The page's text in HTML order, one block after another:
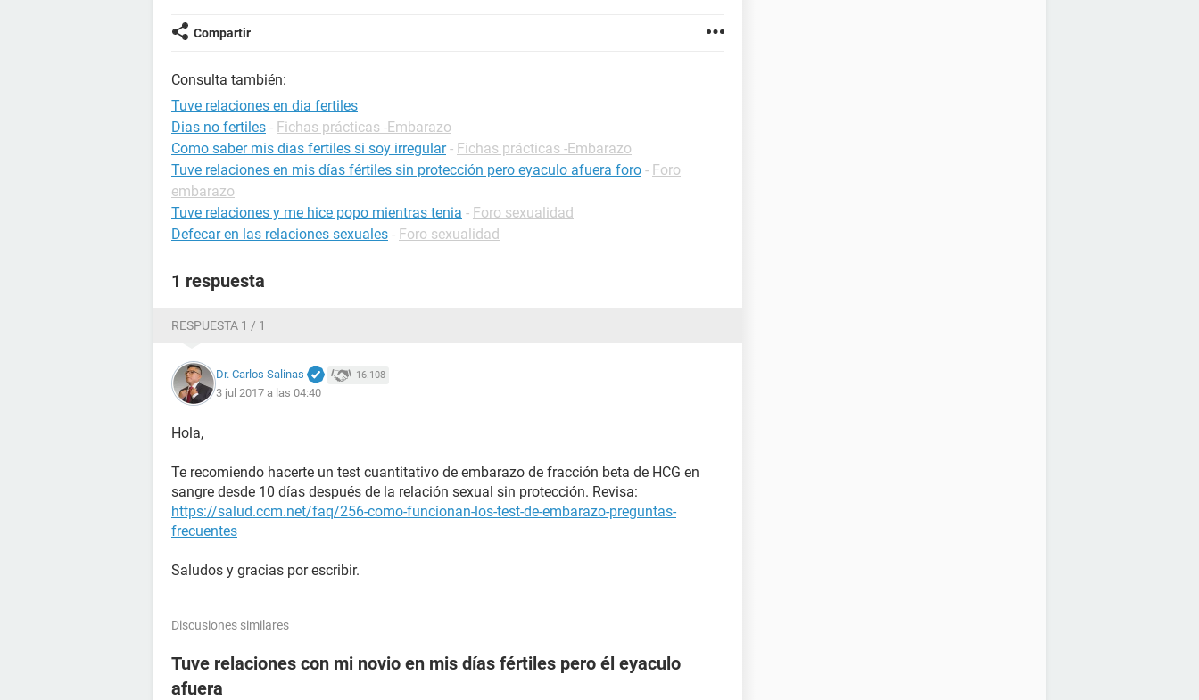
Compartir
Consulta también:
Tuve relaciones en dia fertiles
Dias no fertiles - Fichas prácticas -Embarazo
Como saber mis dias fertiles si soy irregular - Fichas prácticas -Embarazo
Tuve relaciones en mis días fértiles sin protección pero eyaculo afuera foro - Foro
embarazo
Tuve relaciones y me hice popo mientras tenia - Foro sexualidad
Defecar en las relaciones sexuales - Foro sexualidad
1 respuesta
RESPUESTA 1 / 1
Dr. Carlos Salinas 16.108
3 jul 2017 a las 04:40
Hola,
Te recomiendo hacerte un test cuantitativo de embarazo de fracción beta de HCG en
sangre desde 10 días después de la relación sexual sin protección. Revisa:
https://salud.ccm.net/faq/256-como-funcionan-los-test-de-embarazo-preguntas-
frecuentes
Saludos y gracias por escribir.
Discusiones similares
Tuve relaciones con mi novio en mis días fértiles pero él eyaculo
afuera